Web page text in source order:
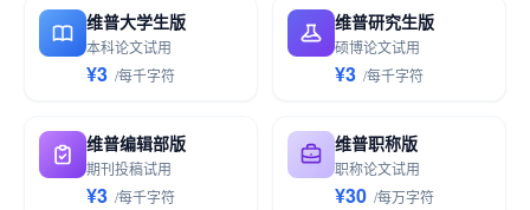
维普大学生版
本科论文试用
¥3 /每千字符
维普研究生版
硕博论文试用
¥3 /每千字符
维普编辑部版
期刊投稿试用
¥3 /每千字符
维普职称版
职称论文试用
¥30 /每万字符